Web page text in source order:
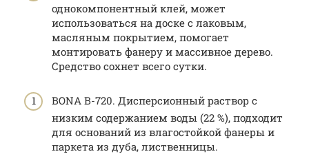
однокомпонентный клей, может
использоваться на доске с лаковым,
масляным покрытием, помогает
монтировать фанеру и массивное дерево.
Средство сохнет всего сутки.
BONA B-720. Дисперсионный раствор с
низким содержанием воды (22 %), подходит
для оснований из влагостойкой фанеры и
паркета из дуба, лиственницы.